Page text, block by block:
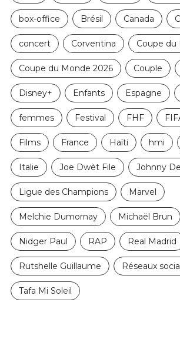
box-office Brésil Canada
concert Corventina Coupe du
Coupe du Monde 2026 Couple
Disney+ Enfants Espagne
femmes Festival FHF
Films France Haïti hmi
Italie Joe Dwèt File Johnny
Ligue des Champions Marvel
Melchie Dumornay Michaël Brun
Nidger Paul RAP Real Madrid
Rutshelle Guillaume Réseaux
Tafa Mi Soleil